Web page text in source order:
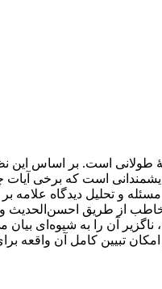
طولانی است. بر اساس این
است که برخی
مسئله و تحلیل دیدگاه
مخاطب از طریق
آن را به شیوه‌ای
امکان تبیین کامل آن